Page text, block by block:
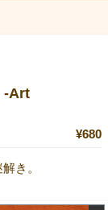
-Art
¥680
き。